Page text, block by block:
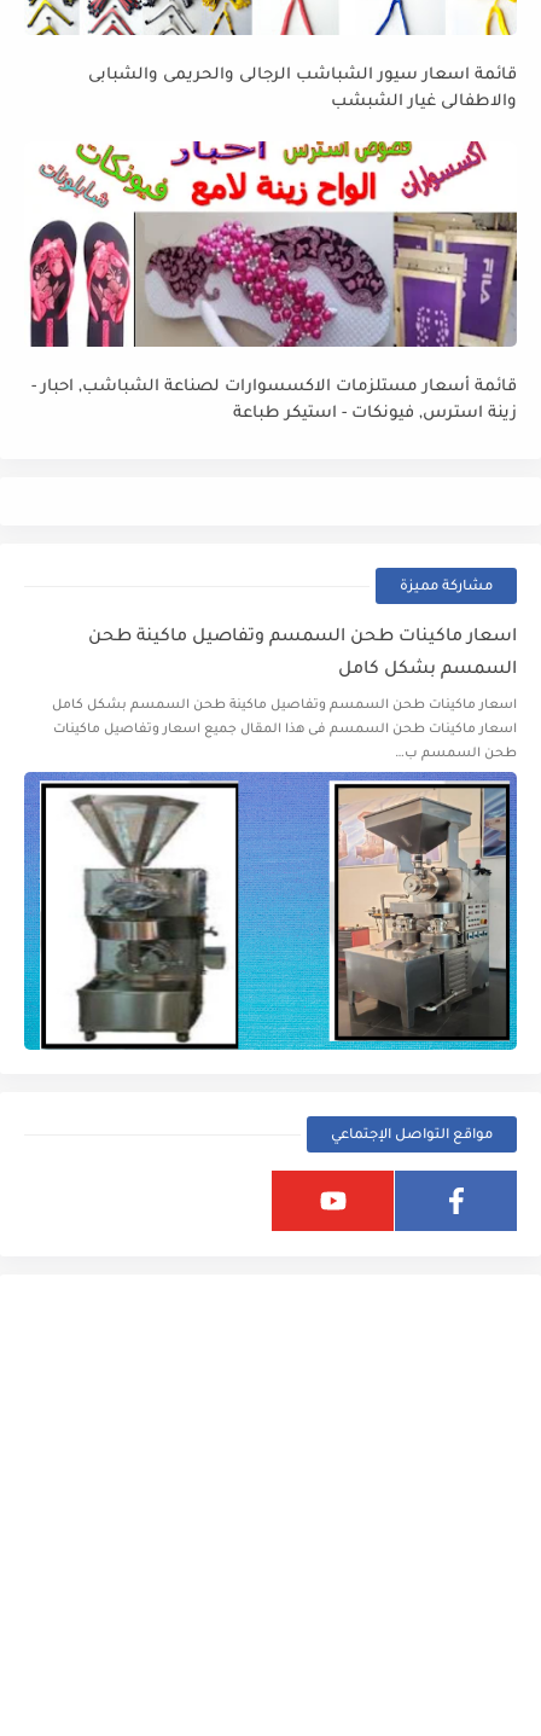
قائمة اسعار سيور الشباشب الرجالى والحريمى والشبابى
والاطفالى غيار الشبشب
قائمة أسعار مستلزمات الاكسسوارات لصناعة الشباشب, احبار -
زينة استرس, فيونكات - استيكر طباعة
مشاركة مميزة
اسعار ماكينات طحن السمسم وتفاصيل ماكينة طحن
السمسم بشكل كامل
اسعار ماكينات طحن السمسم وتفاصيل ماكينة طحن السمسم بشكل كامل
اسعار ماكينات طحن السمسم فى هذا المقال جميع اسعار وتفاصيل ماكينات
طحن السمسم ب…
مواقع التواصل الإجتماعي